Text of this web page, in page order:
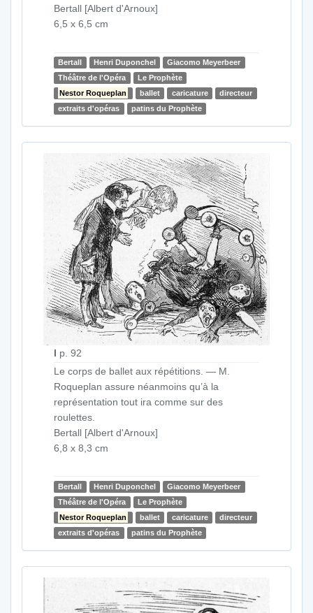
Bertall [Albert d'Arnoux]
6,5 x 6,5 cm
Bertall Henri Duponchel
Giacomo Meyerbeer
Théâtre de l'Opéra
Le Prophète
Nestor Roqueplan
ballet caricature
directeur
extraits d'opéras
patins du Prophète
I p. 92
Le corps de ballet aux répétitions. — M.
Roqueplan assure néanmoins qu’à la
représentation tout ira comme sur des
roulettes.
Bertall [Albert d'Arnoux]
6,8 x 8,3 cm
Bertall Henri Duponchel
Giacomo Meyerbeer
Théâtre de l'Opéra
Le Prophète
Nestor Roqueplan
ballet caricature
directeur
extraits d'opéras
patins du Prophète